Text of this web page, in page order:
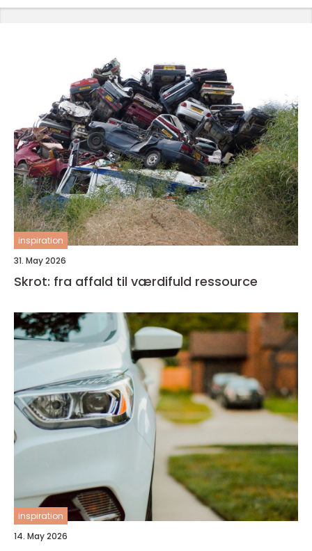
inspiration
31. May 2026
Skrot: fra affald til værdifuld ressource
inspiration
14. May 2026